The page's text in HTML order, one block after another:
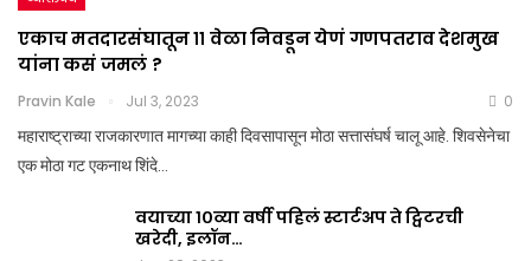
एकाच मतदारसंघातून ११ वेळा निवडून येणं गणपतराव देशमुख
यांना कसं जमलं ?
Pravin Kale Jul 3, 2023 0
महाराष्ट्राच्या राजकारणात मागच्या काही दिवसापासून मोठा सत्तासंघर्ष चालू आहे. शिवसेनेचा
एक मोठा गट एकनाथ शिंदे…
वयाच्या १०व्या वर्षी पहिलं स्टार्टअप ते ट्विटरची
खरेदी, इलॉन…